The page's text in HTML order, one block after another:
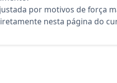
por motivos de força
nesta página do